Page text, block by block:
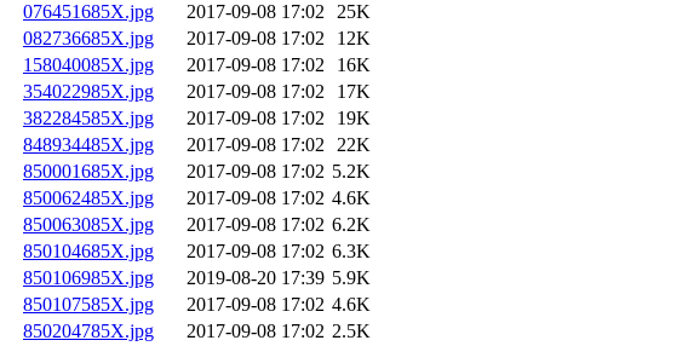
076451685X.jpg
2017-09-08 17:02 25K
082736685X.jpg
2017-09-08 17:02
12K
158040085X.jpg
2017-09-08 17:02
16K
354022985X.jpg
2017-09-08 17:02
17K
382284585X.jpg
2017-09-08 17:02
19K
848934485X.jpg
2017-09-08 17:02 22K
850001685X.jpg
2017-09-08 17:02 5.2K
850062485X.jpg
2017-09-08 17:02 4.6K
850063085X.jpg
2017-09-08 17:02 6.2K
850104685X.jpg
2017-09-08 17:02 6.3K
850106985X.jpg
2019-08-20 17:39 5.9K
850107585X.jpg
2017-09-08 17:02 4.6K
850204785X.jpg
2017-09-08 17:02 2.5K